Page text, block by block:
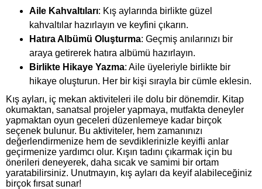
Aile Kahvaltıları: Kış aylarında birlikte güzel
kahvaltılar hazırlayın ve keyfini çıkarın.
Hatıra Albümü Oluşturma: Geçmiş anılarınızı bir
araya getirerek hatıra albümü hazırlayın.
Birlikte Hikaye Yazma: Aile üyeleriyle birlikte bir
hikaye oluşturun. Her bir kişi sırayla bir cümle eklesin.
Kış ayları, iç mekan aktiviteleri ile dolu bir dönemdir. Kitap
okumaktan, sanatsal projeler yapmaya, mutfakta deneyler
yapmaktan oyun geceleri düzenlemeye kadar birçok
seçenek bulunur. Bu aktiviteler, hem zamanınızı
değerlendirmenize hem de sevdiklerinizle keyifli anlar
geçirmenize yardımcı olur. Kışın tadını çıkarmak için bu
önerileri deneyerek, daha sıcak ve samimi bir ortam
yaratabilirsiniz. Unutmayın, kış ayları da keyif alabileceğiniz
birçok fırsat sunar!